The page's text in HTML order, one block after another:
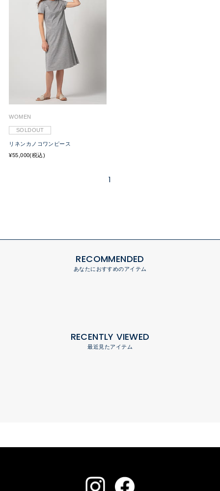
WOMEN
SOLDOUT
リネンカノコワンピース
¥55,000(税込)
1
RECOMMENDED
あなたにおすすめのアイテム
RECENTLY VIEWED
最近見たアイテム